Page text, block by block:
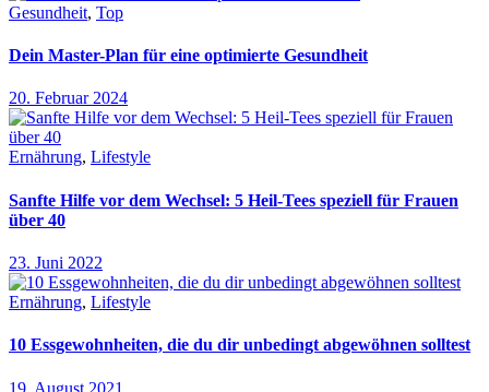
Gesundheit, Top
Dein Master-Plan für eine optimierte Gesundheit
20. Februar 2024
Ernährung, Lifestyle
Sanfte Hilfe vor dem Wechsel: 5 Heil-Tees speziell für Frauen
über 40
23. Juni 2022
Ernährung, Lifestyle
10 Essgewohnheiten, die du dir unbedingt abgewöhnen solltest
19. August 2021